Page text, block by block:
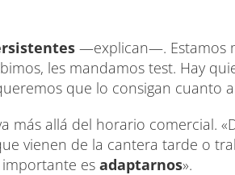
—explican—. Estamos
les mandamos test. Hay
que lo consigan cuanto
más allá del horario comercial.
vienen de la cantera tarde o
es adaptarnos».